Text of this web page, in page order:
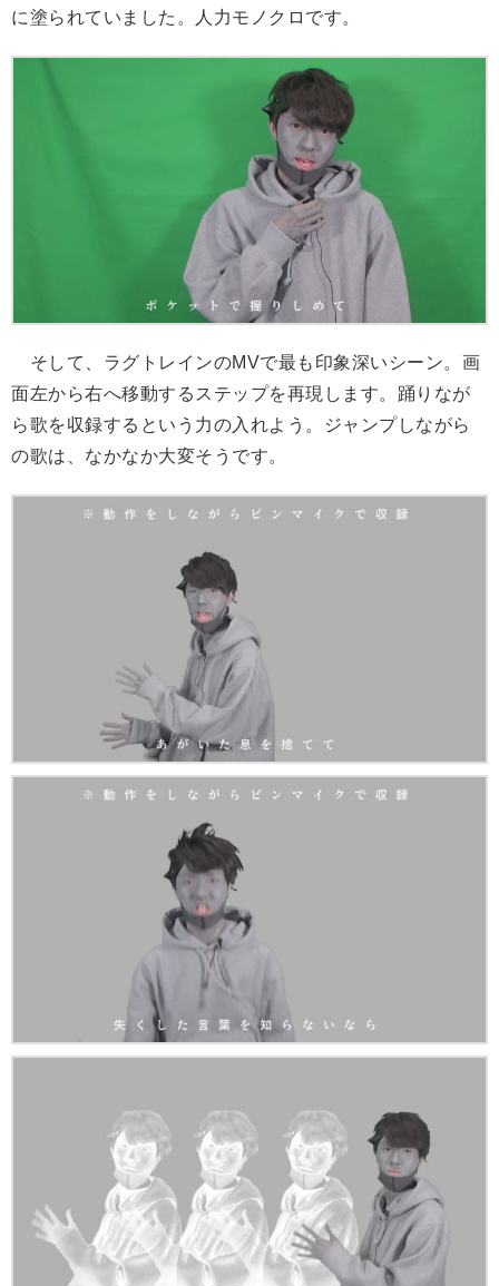
に塗られていました。人力モノクロです。
そして、ラグトレインのMVで最も印象深いシーン。画
面左から右へ移動するステップを再現します。踊りなが
ら歌を収録するという力の入れよう。ジャンプしながら
の歌は、なかなか大変そうです。